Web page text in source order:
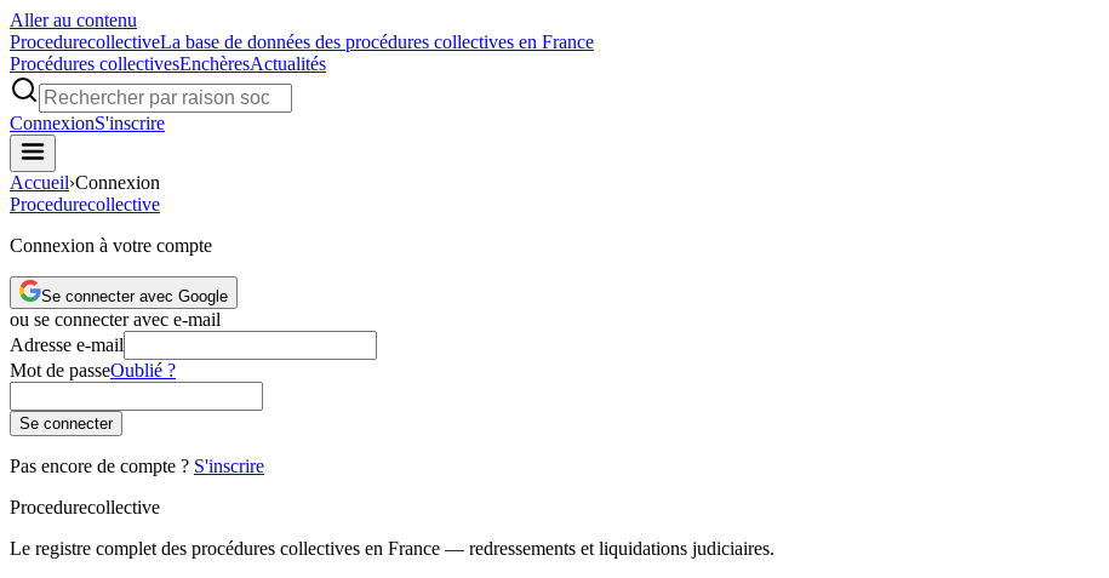
Aller au contenu
ProcedurecollectiveLa base de données des procédures collectives en France
Procédures collectivesEnchèresActualités
ConnexionS'inscrire
Accueil›Connexion
Procedurecollective
Connexion à votre compte
Se connecter avec Google
ou se connecter avec e-mail
Adresse e-mail
Mot de passeOublié ?
Se connecter
Pas encore de compte ? S'inscrire
Procedurecollective
Le registre complet des procédures collectives en France — redressements et liquidations judiciaires.